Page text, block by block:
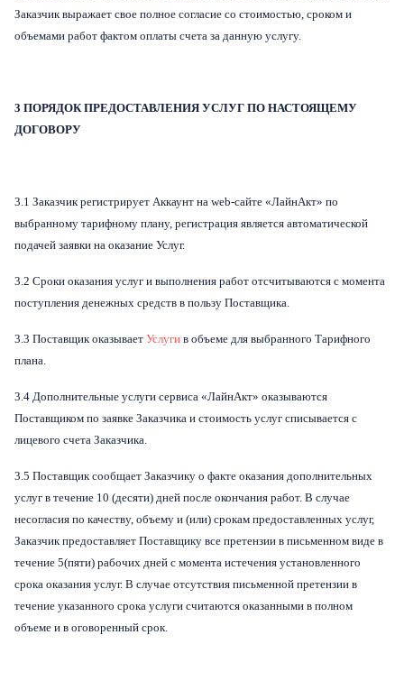
Заказчик выражает свое полное согласие со стоимостью, сроком и
объемами работ фактом оплаты счета за данную услугу.
3 ПОРЯДОК ПРЕДОСТАВЛЕНИЯ УСЛУГ ПО НАСТОЯЩЕМУ
ДОГОВОРУ
3.1 Заказчик регистрирует Аккаунт на web-сайте «ЛайнАкт» по
выбранному тарифному плану, регистрация является автоматической
подачей заявки на оказание Услуг.
3.2 Сроки оказания услуг и выполнения работ отсчитываются с момента
поступления денежных средств в пользу Поставщика.
3.3 Поставщик оказывает Услуги в объеме для выбранного Тарифного
плана.
3.4 Дополнительные услуги сервиса «ЛайнАкт» оказываются
Поставщиком по заявке Заказчика и стоимость услуг списывается с
лицевого счета Заказчика.
3.5 Поставщик сообщает Заказчику о факте оказания дополнительных
услуг в течение 10 (десяти) дней после окончания работ. В случае
несогласия по качеству, объему и (или) срокам предоставленных услуг,
Заказчик предоставляет Поставщику все претензии в письменном виде в
течение 5(пяти) рабочих дней с момента истечения установленного
срока оказания услуг. В случае отсутствия письменной претензии в
течение указанного срока услуги считаются оказанными в полном
объеме и в оговоренный срок.